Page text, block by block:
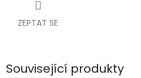
ZEPTAT SE
Související produkty